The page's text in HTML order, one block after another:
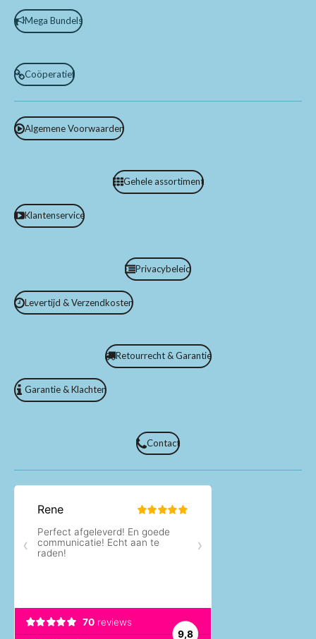
Mega Bundels
Coöperatief
Algemene Voorwaarden
Gehele assortiment
Klantenservice
Privacybeleid
Levertijd & Verzendkosten
Retourrecht & Garantie
Garantie & Klachten
Contact